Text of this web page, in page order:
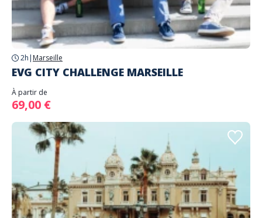
2h | Marseille
EVG CITY CHALLENGE MARSEILLE
À partir de
69,00 €